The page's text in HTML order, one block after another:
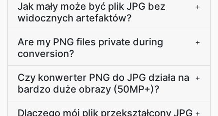
Jak mały może być plik JPG bez
widocznych artefaktów?
+
Are my PNG files private during
conversion?
+
Czy konwerter PNG do JPG działa na
bardzo duże obrazy (50MP+)?
+
Dlaczego mój plik przekształcony JPG +